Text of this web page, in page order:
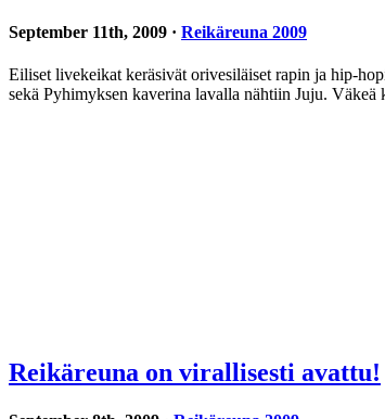
September 11th, 2009 · Reikäreuna 2009
Eiliset livekeikat keräsivät orivesiläiset rapin ja hip-
sekä Pyhimyksen kaverina lavalla nähtiin Juju.
Reikäreuna on virallisesti avattu!